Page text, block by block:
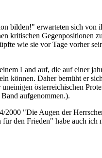
bilden!" erwarteten sich von
kritischen Gegenpositionen
wie sie vor Tage vorher
Land auf, die auf einer
können. Daher bemüht er
österreichischen
aufgenommen.).
"Die Augen der
den Frieden" habe auch ich